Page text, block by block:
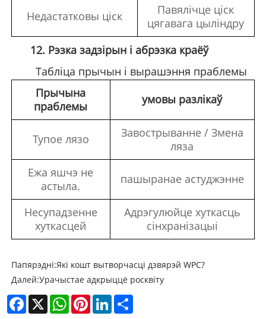
Недастатковы ціск
Павялічце ціск
цягавага цыліндру
12. Рэзка задзірын і абрэзка краёў
Табліца прычын і вырашэння праблемы
Прычына
праблемы
умовы разлікаў
Тупое лязо
Завострыванне / Змена
ляза
Ежа яшчэ не
астыла.
пашыранае астуджэнне
Несупадзенне
хуткасцей
Адрэгулюйце хуткасць
сінхранізацыі
Папярэдні:Які кошт вытворчасці дзвярэй WPC?
Далей:Урачыстае адкрыццё росквіту
Facebook
X WhatsAppPinterestLinkedIn